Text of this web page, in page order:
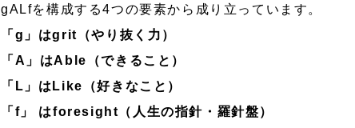
gALfを構成する4つの要素から成り立っています。
「g」はgrit（やり抜く力）
「A」はAble（できること）
「L」はLike（好きなこと）
「f」 はforesight（人生の指針・羅針盤）